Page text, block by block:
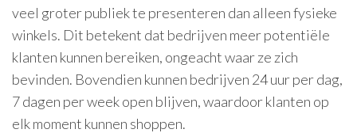
veel groter publiek te presenteren dan alleen fysieke
winkels. Dit betekent dat bedrijven meer potentiële
klanten kunnen bereiken, ongeacht waar ze zich
bevinden. Bovendien kunnen bedrijven 24 uur per dag,
7 dagen per week open blijven, waardoor klanten op
elk moment kunnen shoppen.